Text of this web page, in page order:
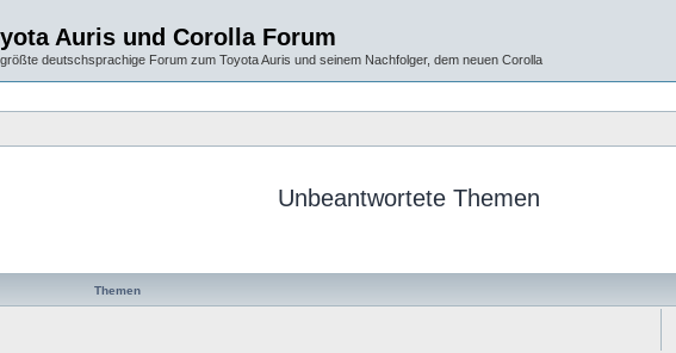
Auris und Corolla Forum
deutschsprachige Forum zum Toyota Auris und seinem Nachfolger, dem neuen Corolla
Unbeantwortete Themen
Themen